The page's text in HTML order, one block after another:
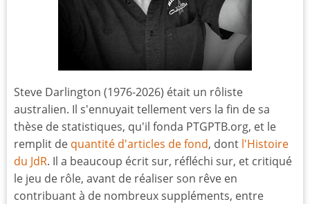
Steve Darlington (1976-2026) était un rôliste
australien. Il s'ennuyait tellement vers la fin de sa
thèse de statistiques, qu'il fonda PTGPTB.org, et le
remplit de quantité d'articles de fond, dont l'Histoire
du JdR. Il a beaucoup écrit sur, réfléchi sur, et critiqué
le jeu de rôle, avant de réaliser son rêve en
contribuant à de nombreux suppléments, entre